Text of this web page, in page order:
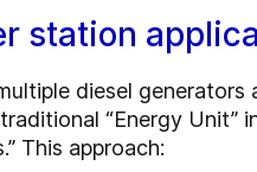
station
diesel
“Energy
This approach: